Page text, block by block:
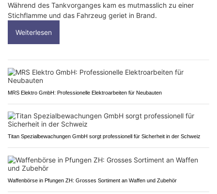
Während des Tankvorganges kam es mutmasslich zu einer
Stichflamme und das Fahrzeug geriet in Brand.
Weiterlesen
MRS Elektro GmbH: Professionelle Elektroarbeiten für Neubauten
Titan Spezialbewachungen GmbH sorgt professionell für Sicherheit in der Schweiz
Waffenbörse in Pfungen ZH: Grosses Sortiment an Waffen und Zubehör